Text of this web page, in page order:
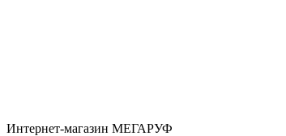
Интернет-магазин МЕГАРУФ